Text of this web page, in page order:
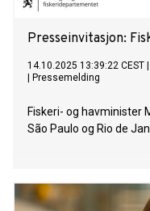
Presseinvitasjon:
14.10.2025 13:39:22 CEST
Pressemelding
Fiskeri- og havminister
São Paulo og Rio de